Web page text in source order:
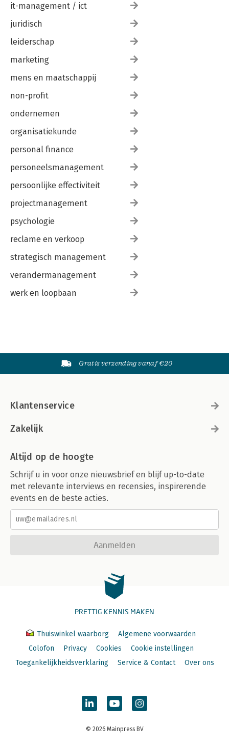
it-management / ict
juridisch
leiderschap
marketing
mens en maatschappij
non-profit
ondernemen
organisatiekunde
personal finance
personeelsmanagement
persoonlijke effectiviteit
projectmanagement
psychologie
reclame en verkoop
strategisch management
verandermanagement
werk en loopbaan
Gratis verzending vanaf €20
Klantenservice
Zakelijk
Altijd op de hoogte
Schrijf u in voor onze nieuwsbrief en blijf up-to-date
met relevante interviews en recensies, inspirerende
events en de beste acties.
Aanmelden
PRETTIG KENNIS MAKEN
Thuiswinkel waarborg
Algemene voorwaarden
Colofon
Privacy Cookies
Cookie instellingen
Toegankelijkheidsverklaring
Service & Contact Over ons
© 2026 Mainpress BV